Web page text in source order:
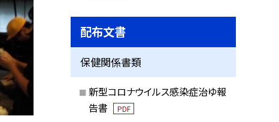
配布文書
保健関係書類
新型コロナウイルス感染症治ゆ報
告書
PDF